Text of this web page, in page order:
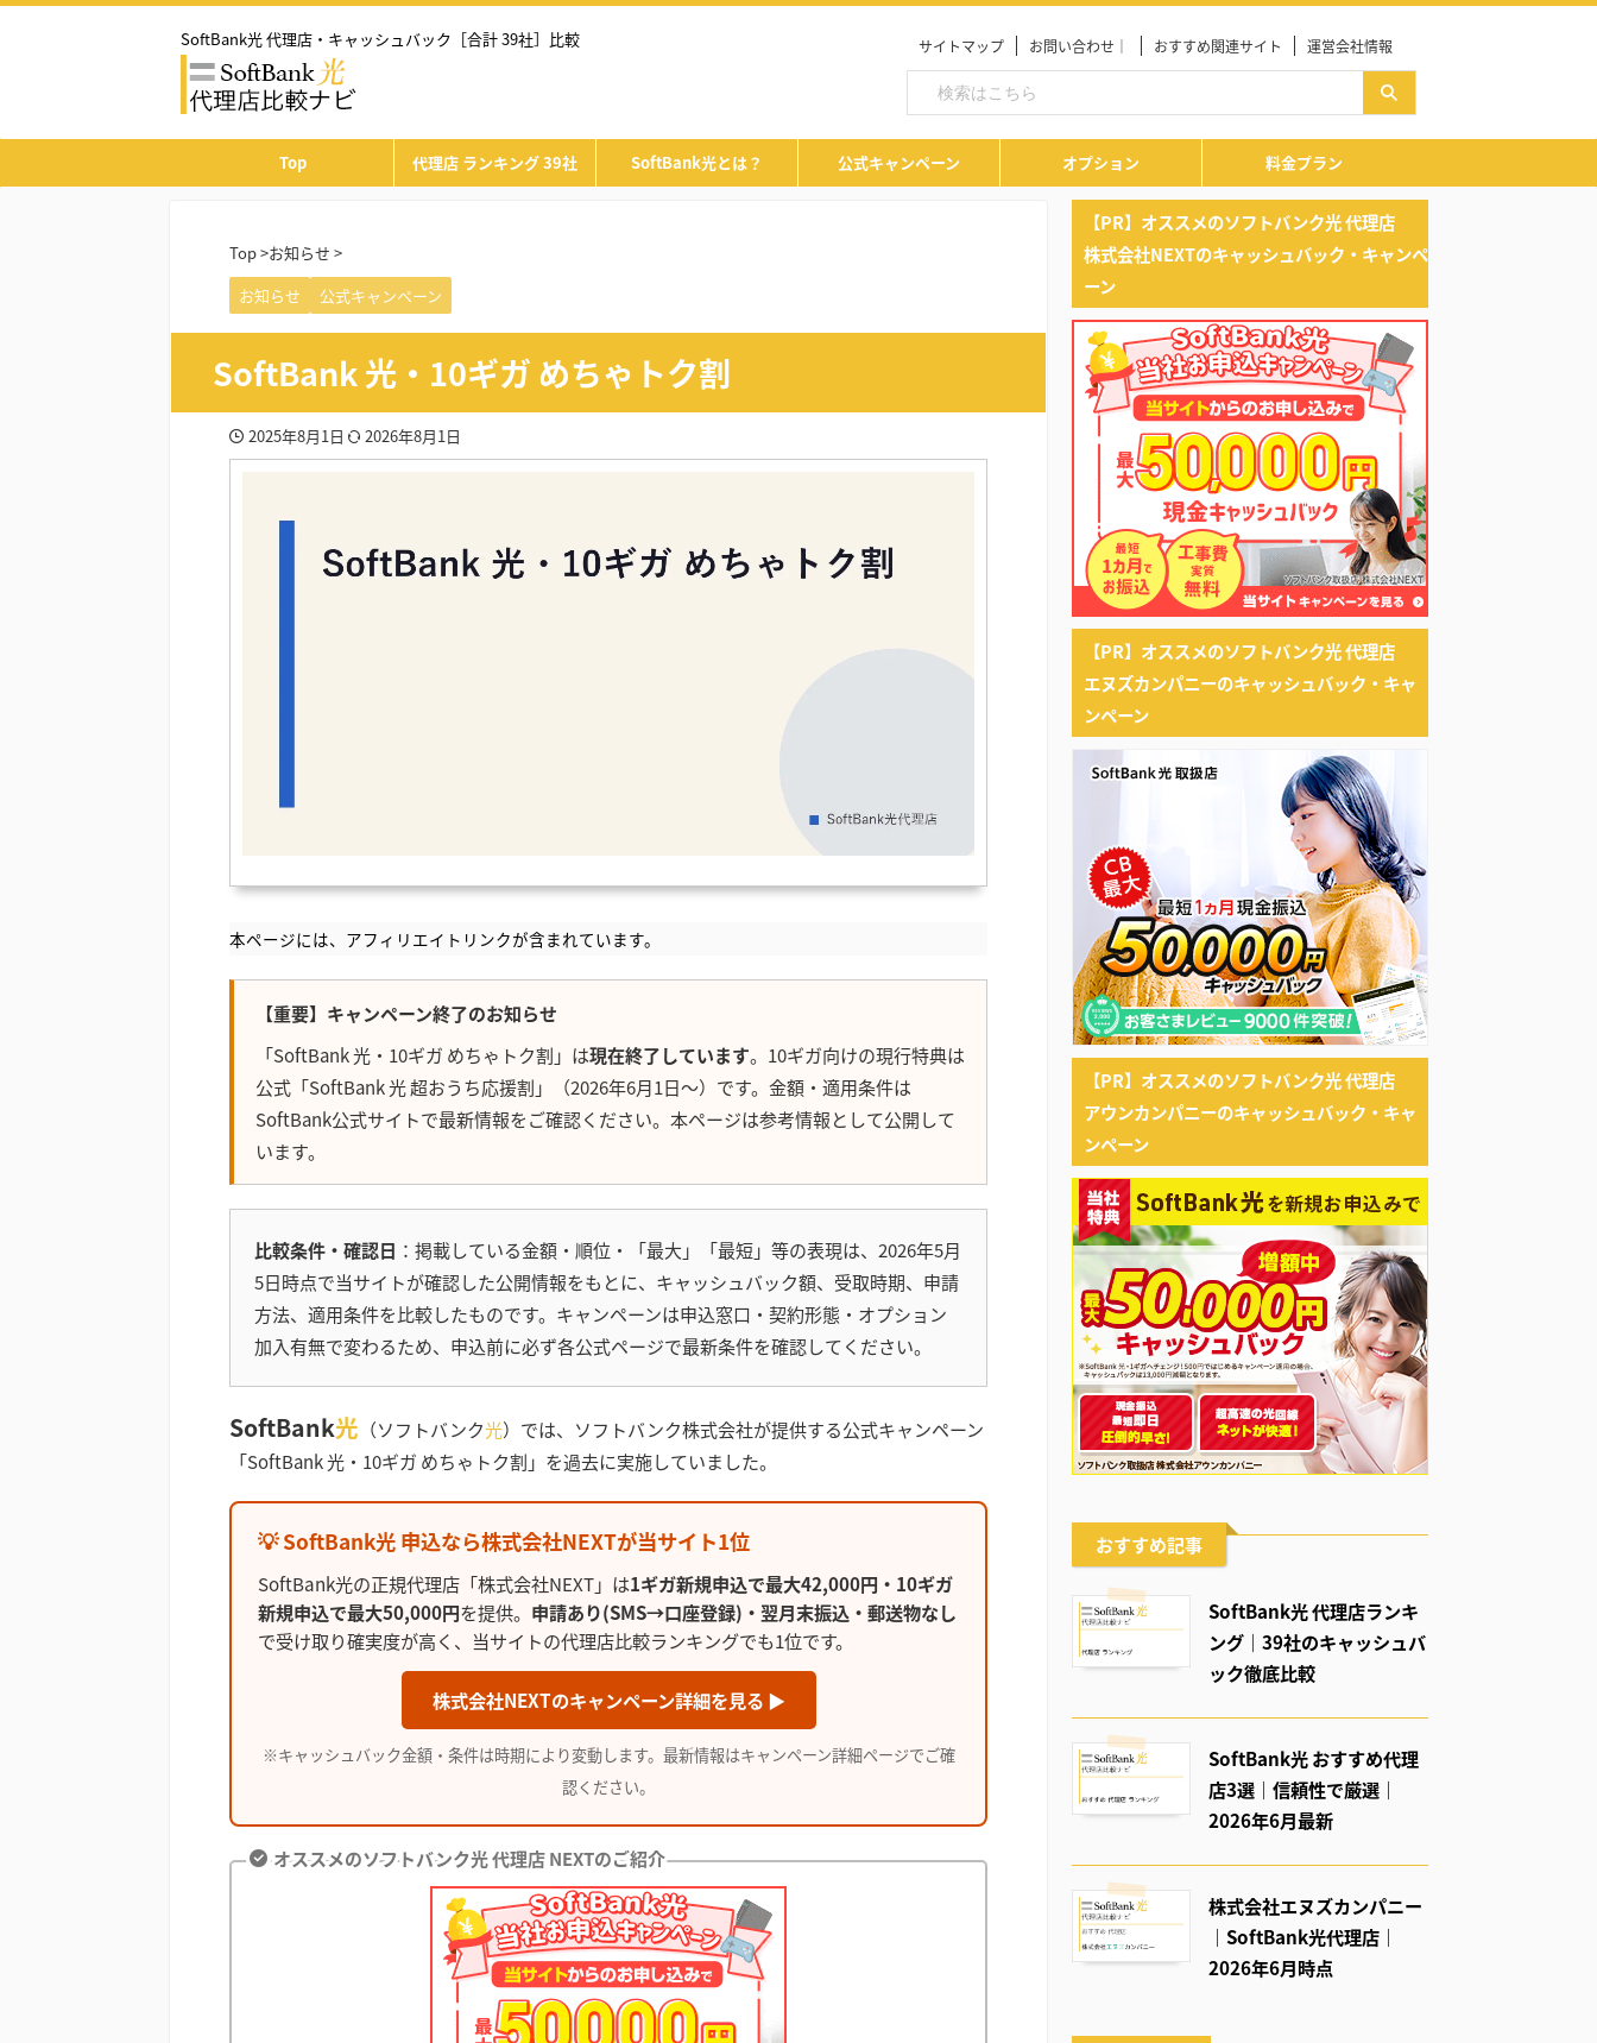
SoftBank光 代理店・キャッシュバック［合計 39社］比較 サイトマップ お問い合わせ｜ おすすめ関連サイト 運営会社情報
Top 代理店 ランキング 39社 SoftBank光とは？ 公式キャンペーン オプション 料金プラン
Top>お知らせ >
お知らせ
公式キャンペーン
SoftBank 光・10ギガ めちゃトク割
2025年8月1日 2026年8月1日
本ページには、アフィリエイトリンクが含まれています。
【重要】キャンペーン終了のお知らせ
「SoftBank 光・10ギガ めちゃトク割」は現在終了しています。10ギガ向けの現行特典は
公式「SoftBank 光 超おうち応援割」（2026年6月1日〜）です。金額・適用条件は
SoftBank公式サイトで最新情報をご確認ください。本ページは参考情報として公開して
います。
比較条件・確認日 ：掲載している金額・順位・「最大」「最短」等の表現は、2026年5月
5日時点で当サイトが確認した公開情報をもとに、キャッシュバック額、受取時期、申請
方法、適用条件を比較したものです。キャンペーンは申込窓口・契約形態・オプション
加入有無で変わるため、申込前に必ず各公式ページで最新条件を確認してください。
SoftBank光 （ソフトバンク光）では、ソフトバンク株式会社が提供する公式キャンペーン
「SoftBank 光・10ギガ めちゃトク割」を過去に実施していました。
💡 SoftBank光 申込なら株式会社NEXTが当サイト1位
SoftBank光の正規代理店「株式会社NEXT」は1ギガ新規申込で最大42,000円・10ギガ
新規申込で最大50,000円を提供。 申請あり(SMS→口座登録)・翌月末振込・郵送物なし
で受け取り確実度が高く、当サイトの代理店比較ランキングでも1位です。
株式会社NEXTのキャンペーン詳細を見る ▶
※キャッシュバック金額・条件は時期により変動します。最新情報はキャンペーン詳細ページでご確
認ください。
オススメのソフトバンク光 代理店 NEXTのご紹介
【PR】オススメのソフトバンク光 代理店
株式会社NEXTのキャッシュバック・キャンペ
ーン
【PR】オススメのソフトバンク光 代理店
エヌズカンパニーのキャッシュバック・キャ
ンペーン
【PR】オススメのソフトバンク光 代理店
アウンカンパニーのキャッシュバック・キャ
ンペーン
おすすめ記事
SoftBank光 代理店ランキ
ング｜39社のキャッシュバ
ック徹底比較
SoftBank光 おすすめ代理
店3選｜信頼性で厳選｜
2026年6月最新
株式会社エヌズカンパニー
｜SoftBank光代理店｜
2026年6月時点